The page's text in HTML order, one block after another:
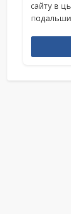
сайту в